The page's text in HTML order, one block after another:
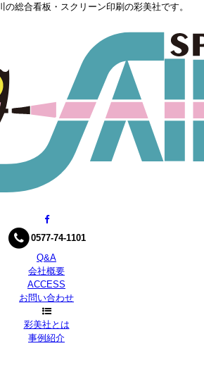
総合看板・スクリーン印刷の彩美社です。
0577-74-1101
Q&A
会社概要
ACCESS
お問い合わせ
彩美社とは
事例紹介